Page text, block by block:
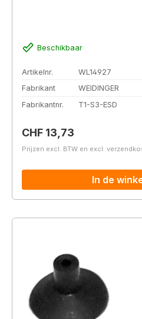
Beschikbaar
Artikelnr.
WL14927
Fabrikant
WEIDINGER
Fabrikantnr.
T1-S3-ESD
Normale prijs:
CHF 13,73
Prijzen excl. BTW en excl.
In de